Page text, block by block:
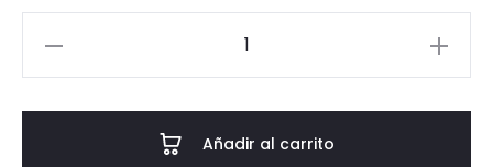
Añadir al carrito